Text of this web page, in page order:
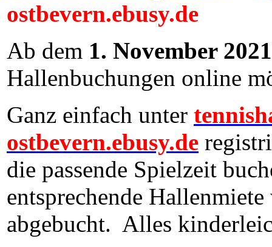
ostbevern.ebusy.de
Ab dem 1. November 2021
Hallenbuchungen online
Ganz einfach unter
ostbevern.ebusy.de
die passende Spielzeit
entsprechende
abgebucht. Alles